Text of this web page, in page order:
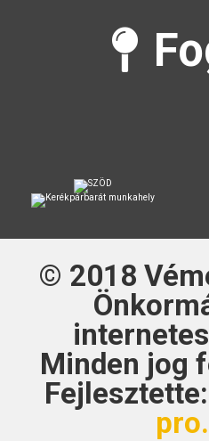
© 2018
Minden jog
Fejlesztette: